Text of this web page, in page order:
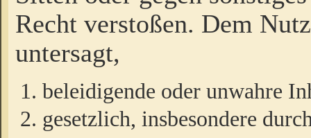
Recht verstoßen. Dem
untersagt,
beleidigende oder unwahre
gesetzlich, insbesondere